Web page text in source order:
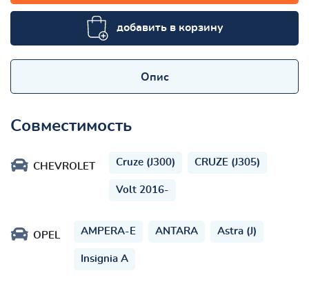
добавить в корзину
Опис
Совместимость
CHEVROLET Cruze (J300) CRUZE (J305)
Volt 2016-
OPEL AMPERA-E ANTARA Astra (J)
Insignia A